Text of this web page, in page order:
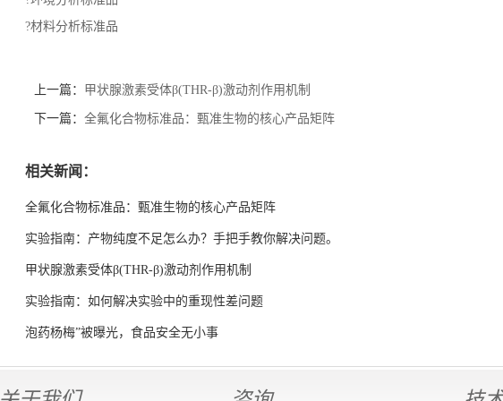
?材料分析标准品
上一篇： 甲状腺激素受体β(THR-β)激动剂作用机制
下一篇： 全氟化合物标准品：甄准生物的核心产品矩阵
相关新闻：
全氟化合物标准品：甄准生物的核心产品矩阵
实验指南：产物纯度不足怎么办？手把手教你解决问题。
甲状腺激素受体β(THR-β)激动剂作用机制
实验指南：如何解决实验中的重现性差问题
泡药杨梅”被曝光，食品安全无小事